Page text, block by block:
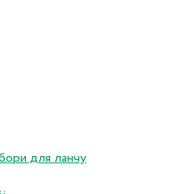
для ланчу